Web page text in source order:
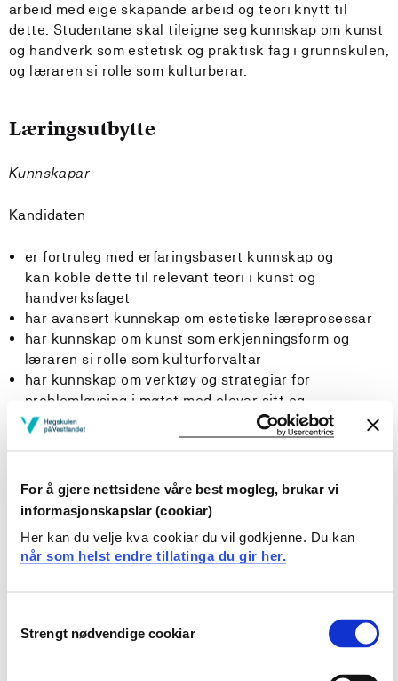
For å gjere nettsidene våre best mogleg, brukar vi
informasjonskapslar (cookiar)
Her kan du velje kva cookiar du vil godkjenne. Du kan
når som helst endre tillatinga du gir her.
Selection
Strengt nødvendige cookiar
arbeid med eige skapande arbeid og teori knytt til
dette. Studentane skal tileigne seg kunnskap om kunst
og handverk som estetisk og praktisk fag i grunnskulen,
og læraren si rolle som kulturberar.
Læringsutbytte
Kunnskapar
Kandidaten
er fortruleg med erfaringsbasert kunnskap og
kan koble dette til relevant teori i kunst og
handverksfaget
har avansert kunnskap om estetiske læreprosessar
har kunnskap om kunst som erkjenningsform og
læraren si rolle som kulturforvaltar
har kunnskap om verktøy og strategiar for
problemløysing i møtet med elevar sitt og
eige skapande arbeid
har inngåande kunnskap
arbeidsformer sett i samanheng med barne- og
ungdomskultur
Ferdigheiter
kan analysere og vurdere læreprosessar innan
skapande arbeid i kunst og handverk og bruke